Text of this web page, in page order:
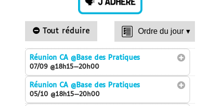
Tout réduire Ordre du jour ▾
Réunion CA@Base des Pratiques
07/09 @18h15—20h00
Réunion CA@Base des Pratiques
05/10 @18h15—20h00